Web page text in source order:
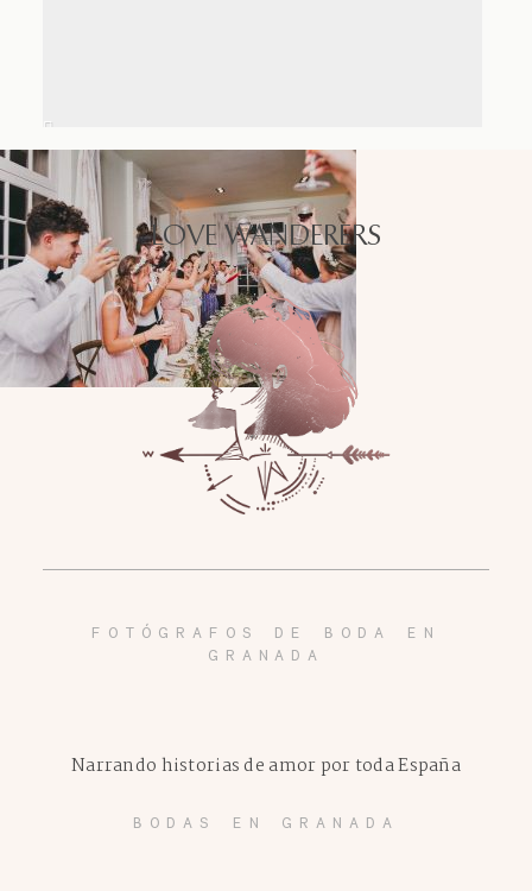
LOVE WANDERERS
FOTÓGRAFOS DE BODA EN
GRANADA
BODAS EN GRANADA
Narrando historias de amor por toda España